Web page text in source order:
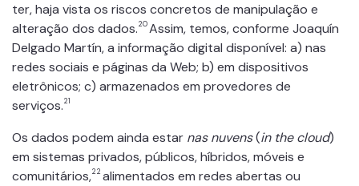
ter, haja vista os riscos concretos de manipulação e
alteração dos dados.20Assim, temos, conforme Joaquín
Delgado Martín, a informação digital disponível: a) nas
redes sociais e páginas da Web; b) em dispositivos
eletrônicos; c) armazenados em provedores de
serviços.21
Os dados podem ainda estar nas nuvens(in the cloud)
em sistemas privados, públicos, híbridos, móveis e
comunitários,22 alimentados em redes abertas ou